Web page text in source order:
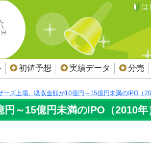
は
初値予想 実績データ 分売
ーズ上場。吸収金額が10億円～15億円未満のIPO（
～15億円未満のIPO（2010年